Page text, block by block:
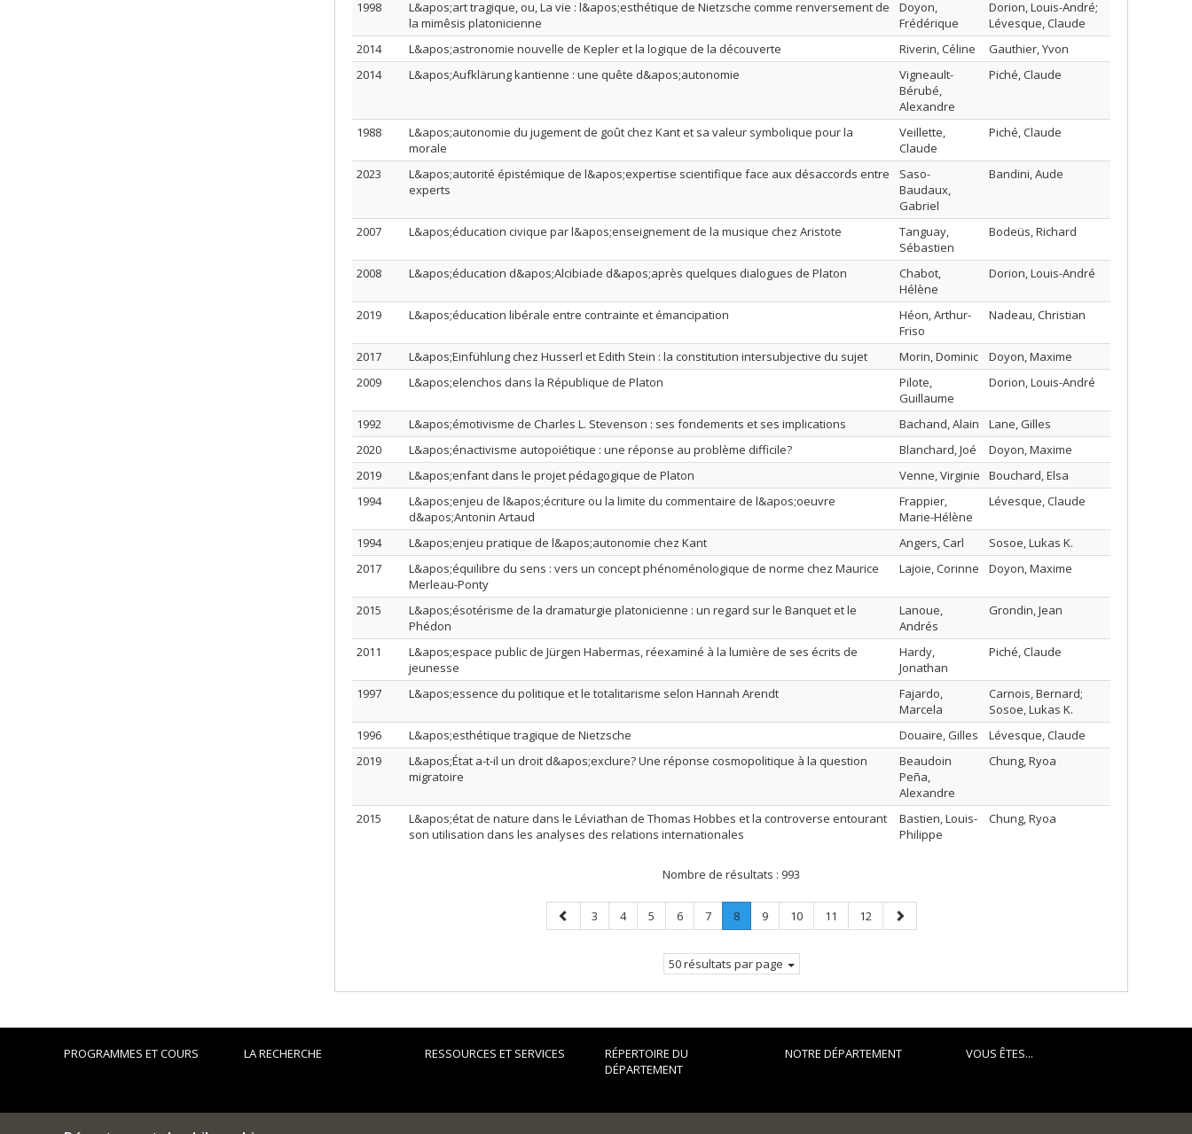
1998
L&apos;art tragique, ou, La vie : l&apos;esthétique de Nietzsche comme renversement de
la mimêsis platonicienne
Doyon,
Frédérique
Dorion, Louis-André;
Lévesque, Claude
2014
L&apos;astronomie nouvelle de Kepler et la logique de la découverte Riverin, Céline
Gauthier, Yvon
2014
L&apos;Aufklärung kantienne : une quête d&apos;autonomie
Vigneault-
Bérubé,
Alexandre
Piché, Claude
1988
L&apos;autonomie du jugement de goût chez Kant et sa valeur symbolique pour la
morale
Veillette,
Claude
Piché, Claude
2023
L&apos;autorité épistémique de l&apos;expertise scientifique face aux désaccords entre
experts
Saso-
Baudaux,
Gabriel
Bandini, Aude
2007 L&apos;éducation civique par l&apos;enseignement de la musique chez Aristote
Tanguay,
Sébastien
Bodeüs, Richard
2008 L&apos;éducation d&apos;Alcibiade d&apos;après quelques dialogues de Platon
Chabot,
Hélène
Dorion, Louis-André
2019 L&apos;éducation libérale entre contrainte et émancipation
Héon, Arthur-
Friso
Nadeau, Christian
2017 L&apos;Einfühlung chez Husserl et Edith Stein : la constitution intersubjective du sujet Morin, Dominic
Doyon, Maxime
2009
L&apos;elenchos dans la République de Platon
Pilote,
Guillaume
Dorion, Louis-André
1992 L&apos;émotivisme de Charles L. Stevenson : ses fondements et ses implications Bachand, Alain
Lane, Gilles
2020
L&apos;énactivisme autopoïétique : une réponse au problème difficile? Blanchard, Joé
Doyon, Maxime
2019
L&apos;enfant dans le projet pédagogique de Platon Venne, Virginie
Bouchard, Elsa
1994
L&apos;enjeu de l&apos;écriture ou la limite du commentaire de l&apos;oeuvre
d&apos;Antonin Artaud
Frappier,
Marie-Hélène
Lévesque, Claude
1994 L&apos;enjeu pratique de l&apos;autonomie chez Kant Angers, Carl
Sosoe, Lukas K.
2017
L&apos;équilibre du sens : vers un concept phénoménologique de norme chez Maurice
Merleau-Ponty
Lajoie, Corinne Doyon, Maxime
2015
L&apos;ésotérisme de la dramaturgie platonicienne : un regard sur le Banquet et le
Phédon
Lanoue,
Andrés
Grondin, Jean
2011
L&apos;espace public de Jürgen Habermas, réexaminé à la lumière de ses écrits de
jeunesse
Hardy,
Jonathan
Piché, Claude
1997 L&apos;essence du politique et le totalitarisme selon Hannah Arendt
Fajardo,
Marcela
Carnois, Bernard;
Sosoe, Lukas K.
1996
L&apos;esthétique tragique de Nietzsche Douaire, Gilles
Lévesque, Claude
2019
L&apos;État a-t-il un droit d&apos;exclure? Une réponse cosmopolitique à la question
migratoire
Beaudoin
Peña,
Alexandre
Chung, Ryoa
2015
L&apos;état de nature dans le Léviathan de Thomas Hobbes et la controverse entourant
son utilisation dans les analyses des relations internationales
Bastien, Louis-
Philippe
Chung, Ryoa
Nombre de résultats : 993
Page
précédente
Page
3 Page
4 Page
5 Page
6 Page
7 Page
8.
Page
Page
9 Page
10 Page
11 Page
12
Page
suivante
50 résultats par page
PROGRAMMES ET COURS LA RECHERCHE RESSOURCES ET SERVICES
RÉPERTOIRE DU
DÉPARTEMENT
NOTRE DÉPARTEMENT VOUS ÊTES...